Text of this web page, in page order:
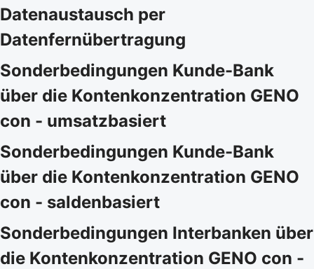
Datenaustausch per
Datenfernübertragung
Sonderbedingungen Kunde-Bank
über die Kontenkonzentration GENO
con - umsatzbasiert
Sonderbedingungen Kunde-Bank
über die Kontenkonzentration GENO
con - saldenbasiert
Sonderbedingungen Interbanken über
die Kontenkonzentration GENO con -